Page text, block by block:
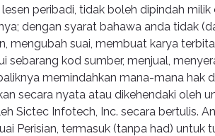
peribadi, tidak boleh dipindah
dengan syarat bahawa anda tidak
mengubah suai, membuat karya
sebarang kod sumber, menjual,
memindahkan mana-mana hak
secara nyata atau dikehendaki oleh
Sictec Infotech, Inc. secara bertulis.
Perisian, termasuk (tanpa had)